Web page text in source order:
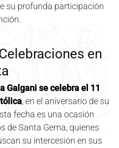
su profunda participación
en
Galgani se celebra el 11
, en el aniversario de su
fecha es una ocasión
de Santa Gema, quienes
su intercesión en sus